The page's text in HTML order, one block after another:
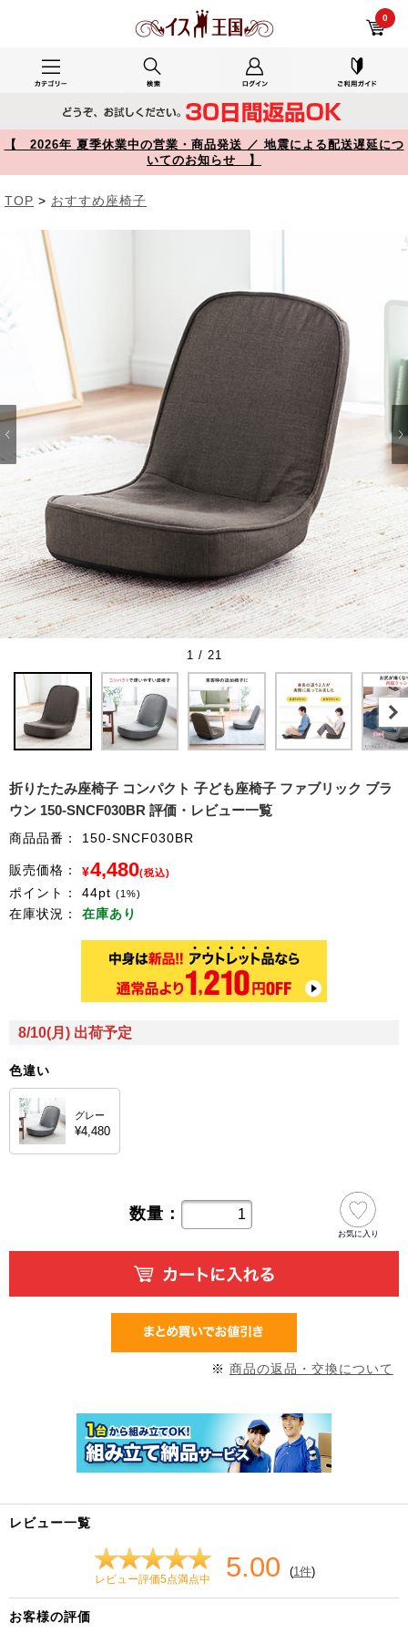
0
【 2026年 夏季休業中の営業・商品発送 ／ 地震による配送遅延につ
いてのお知らせ 】
TOP > おすすめ座椅子
Prev
1 / 21
折りたたみ座椅子 コンパクト 子ども座椅子 ファブリック ブラ
ウン 150-SNCF030BR 評価・レビュー一覧
商品品番： 150-SNCF030BR
販売価格： ¥4,480(税込)
ポイント： 44pt (1%)
在庫状況： 在庫あり
8/10(月) 出荷予定
色違い
グレー
¥4,480
数量：
お気に入り
※ 商品の返品・交換について
レビュー一覧
レビュー評価5点満点中 5.00 (1件)
お客様の評価